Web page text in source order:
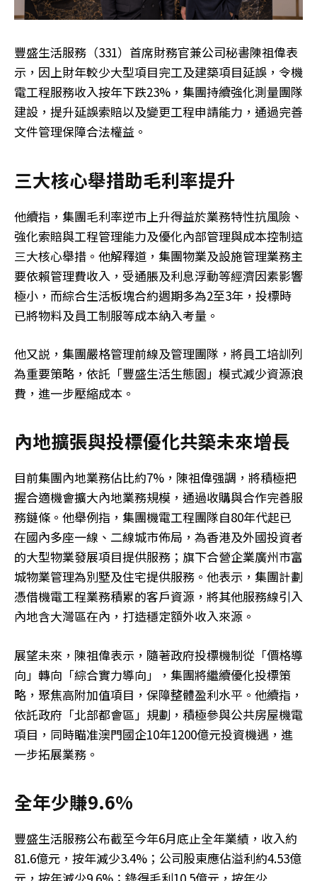
豐盛生活服務（331）首席財務官兼公司秘書陳祖偉表
示，因上財年較少大型項目完工及建築項目延誤，令機
電工程服務收入按年下跌23%，集團持續強化測量團隊
建設，提升延誤索賠以及變更工程申請能力，通過完善
文件管理保障合法權益。
三大核心舉措助毛利率提升
他續指，集團毛利率逆市上升得益於業務特性抗風險、
強化索賠與工程管理能力及優化內部管理與成本控制這
三大核心舉措。他解釋道，集團物業及設施管理業務主
要依賴管理費收入，受通脹及利息浮動等經濟因素影響
極小，而綜合生活板塊合約週期多為2至3年，投標時
已將物料及員工制服等成本納入考量。
他又説，集團嚴格管理前線及管理團隊，將員工培訓列
為重要策略，依託「豐盛生活生態園」模式減少資源浪
費，進一步壓縮成本。
內地擴張與投標優化共築未來增長
目前集團內地業務佔比約7%，陳祖偉强調，將積極把
握合適機會擴大內地業務規模，通過收購與合作完善服
務鏈條。他舉例指，集團機電工程團隊自80年代起已
在國內多座一線、二線城市佈局，為香港及外國投資者
的大型物業發展項目提供服務；旗下合營企業廣州市富
城物業管理為別墅及住宅提供服務。他表示，集團計劃
憑借機電工程業務積累的客戶資源，將其他服務線引入
內地含大灣區在內，打造穩定額外收入來源。
展望未來，陳祖偉表示，隨著政府投標機制從「價格導
向」轉向「綜合實力導向」，集團將繼續優化投標策
略，聚焦高附加值項目，保障整體盈利水平。他續指，
依託政府「北部都會區」規劃，積極參與公共房屋機電
項目，同時瞄准澳門國企10年1200億元投資機遇，進
一步拓展業務。
全年少賺9.6%
豐盛生活服務公布截至今年6月底止全年業績，收入約
81.6億元，按年減少3.4%；公司股東應佔溢利約4.53億